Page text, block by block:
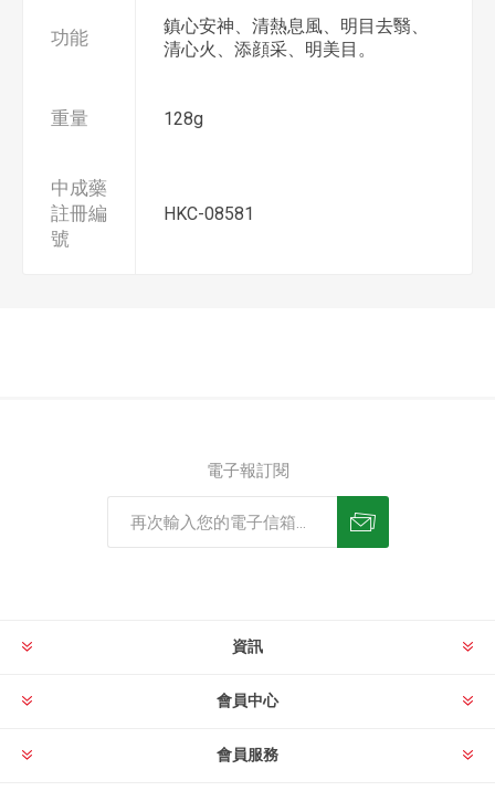
功能
鎮心安神、清熱息風、明目去翳、
清心火、添顔采、明美目。
重量 128g
中成藥
註冊編
號
HKC-08581
電子報訂閱
資訊
會員中心
會員服務